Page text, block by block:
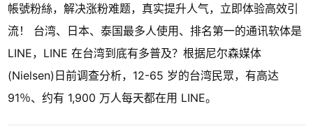
帳號粉絲，解决涨粉难题，真实提升人气，立即体验高效引
流！ 台湾、日本、泰国最多人使用、排名第一的通讯软体是
LINE，LINE 在台湾到底有多普及？根据尼尔森媒体
(Nielsen)日前调查分析，12-65 岁的台湾民眾，有高达
91％、约有 1,900 万人每天都在用 LINE。